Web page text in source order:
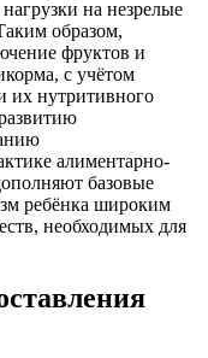
на незрелые
образом,
фруктов и
с учётом
их нутритивного
алиментарно-
базовые
ребёнка широким
необходимых для